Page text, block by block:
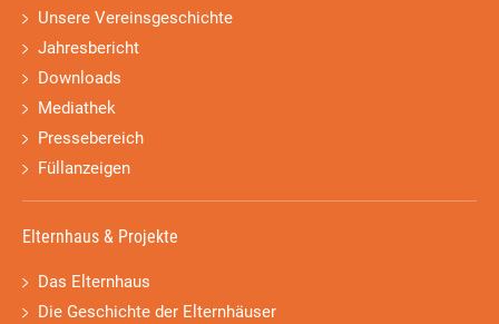
Unsere Vereinsgeschichte
Jahresbericht
Downloads
Mediathek
Pressebereich
Füllanzeigen
Elternhaus & Projekte
Das Elternhaus
Die Geschichte der Elternhäuser